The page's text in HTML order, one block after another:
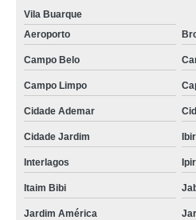
Vila Buarque
Aeroporto
Campo Belo
Campo Limpo
Cidade Ademar
Cidade Jardim
Interlagos
Itaim Bibi
Jardim América